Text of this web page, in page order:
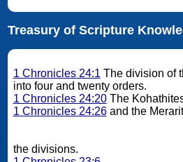
Treasury of Scripture
1 Chronicles 24:1 The division of
into four and twenty orders.
1 Chronicles 24:20The
1 Chronicles 24:26and the
the divisions.